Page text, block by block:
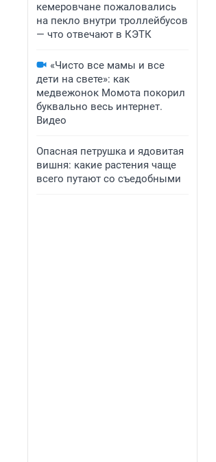
кемеровчане пожаловались
на пекло внутри троллейбусов
— что отвечают в КЭТК
«Чисто все мамы и все
дети на свете»: как
медвежонок Момота покорил
буквально весь интернет.
Видео
Опасная петрушка и ядовитая
вишня: какие растения чаще
всего путают со съедобными